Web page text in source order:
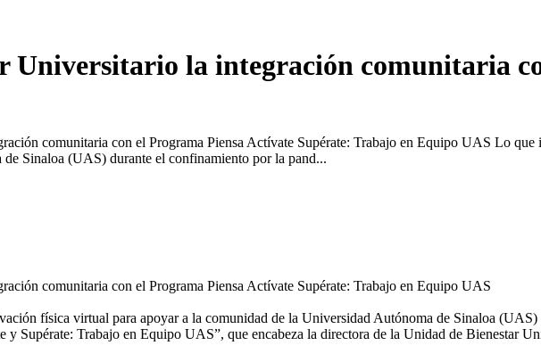
Universitario la integración comunitaria
comunitaria con el Programa Piensa Actívate Supérate: Trabajo en Equipo UAS Lo
Sinaloa (UAS) durante el confinamiento por la pand...
comunitaria con el Programa Piensa Actívate Supérate: Trabajo en Equipo UAS
física virtual para apoyar a la comunidad de la Universidad Autónoma de Sinaloa
y Supérate: Trabajo en Equipo UAS”, que encabeza la directora de la Unidad de Bienestar